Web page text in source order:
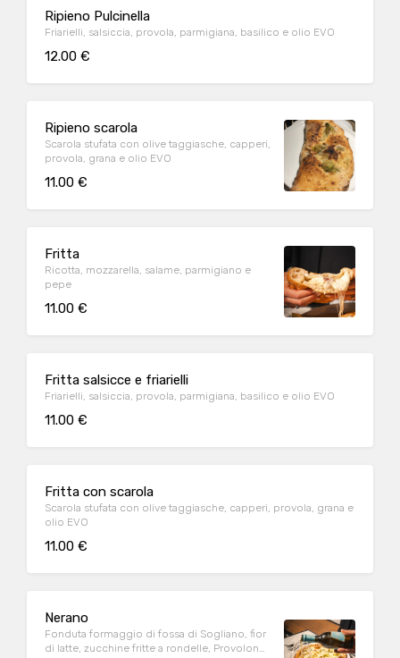
Ripieno Pulcinella
Friarielli, salsiccia, provola, parmigiana, basilico e olio EVO
12.00 €
Ripieno scarola
Scarola stufata con olive taggiasche, capperi,
provola, grana e olio EVO
11.00 €
Fritta
Ricotta, mozzarella, salame, parmigiano e
pepe
11.00 €
Fritta salsicce e friarielli
Friarielli, salsiccia, provola, parmigiana, basilico e olio EVO
11.00 €
Fritta con scarola
Scarola stufata con olive taggiasche, capperi, provola, grana e
olio EVO
11.00 €
Nerano
Fonduta formaggio di fossa di Sogliano, fior
di latte, zucchine fritte a rondelle, Provolone